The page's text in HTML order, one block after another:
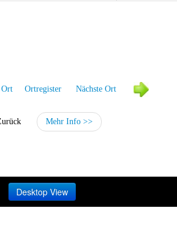
Ort Ortregister Nächste Ort
Mehr Info >>
Desktop View